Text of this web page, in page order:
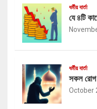
ধর্মীয় বার্তা
যে ৪টি
ধর্মীয় বার্তা
সকল রোগ
October